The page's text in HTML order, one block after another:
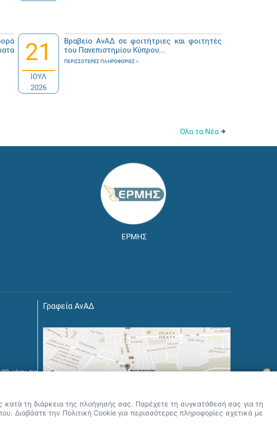
21
ΙΟΥΛ
2026
Βραβείο ΑνΑΔ σε φοιτήτριες και φοιτητές
του Πανεπιστημίου Κύπρου...
ΠΕΡΙΣΣΌΤΕΡΕΣ ΠΛΗΡΟΦΟΡΊΕΣ
Όλα τα Νέα
ΕΡΜΗΣ
μέχρι τις
Γραφεία ΑνΑΔ
×
σήμερα.
κατά τη διάρκεια της πλοήγησής σας. Παρέχετε τη συγκατάθεσή σας για τη
Διαβάστε την Πολιτική Cookie για περισσότερες πληροφορίες σχετικά με